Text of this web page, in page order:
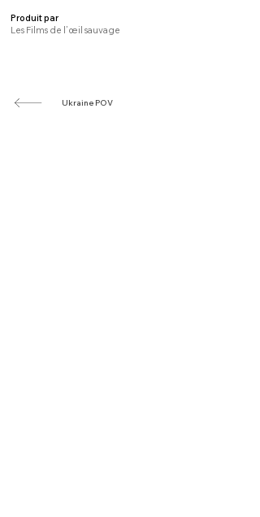
Produit par
Les Films de l’œil sauvage
Ukraine POV